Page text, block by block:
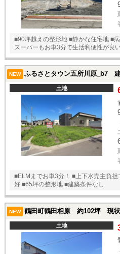
■90坪越えの整形地 ■静かな住宅地 ■
スーパーもお車3分で生活利便性が良
NEW ふるさとタウン五所川原_b7 建築条件なし土地 65
土地
■ELMまでお車3分！ ■上下水売主負
好 ■65坪の整形地 ■建築条件なし
NEW 鶴田町鶴田相原 約102坪 現状渡
土地